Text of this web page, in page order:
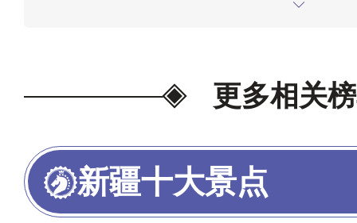
全国重点宫观、全国重点文物
建时间、文化积淀厚度、供奉
稀缺程度、景区认定等级、网
索去过的人数、网络十大排行
更多相关
新疆十大景点